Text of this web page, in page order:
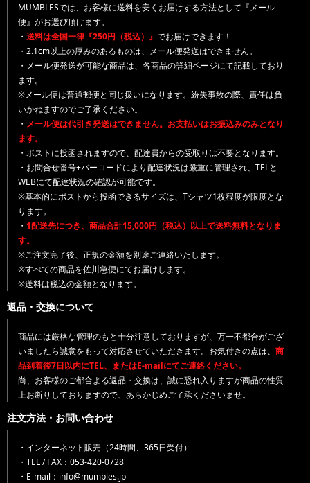
MUMBLESでは、お客様に送料を安くお届けする方法として『メール
便』がお選び頂けます。
・ 送料は全国一律『250円（税込）』 でお届けできます！
・2.1cm以上の厚みのあるものは、メール便発送はできません。
・メール便発送が可能な商品は、各商品の詳細ページにて記載しており
ます。
※メール便は普通郵便と同じ扱いになります。紛失事故の際、責任は負
いかねますのでご了承ください。
・ メール便は代引き発送はできません。お支払いはお振込みのみとなり
ます。
・ポストに投函されますので、配達員からの受取りは不要となります。
・お問合せ番号+バーコードにより配達状況は厳重に管理され、TELと
WEBにて配達状況の確認が可能です。
※基本的にポストから投函できるサイズは、Tシャツ1枚程度が限度とな
ります。
・ 1配送先につき、商品合計15,000円（税込）以上で送料無料となりま
す。
※ご注文完了後、正規の金額を別途ご連絡いたします。
※すべての商品を佐川急便にてお届けします。
※送料は税込の金額となります。
返品・交換について
商品には厳格な管理のもと十分注意しておりますが、万一不都合がござ
いましたら誠意をもって対応させていただきます。お気付きの点は、 商
品到着後7日以内にTEL、またはE-mailにてご連絡ください。
尚、お客様のご都合よる返品・交換は、誠に恐れ入りますが商品の性質
上お断りしておりますので、あらかじめご了承くださいませ。
注文方法・お問い合わせ
・インターネット販売（24時間、365日受付）
・TEL / FAX：053-420-0728
・E-mail：info@mumbles.jp